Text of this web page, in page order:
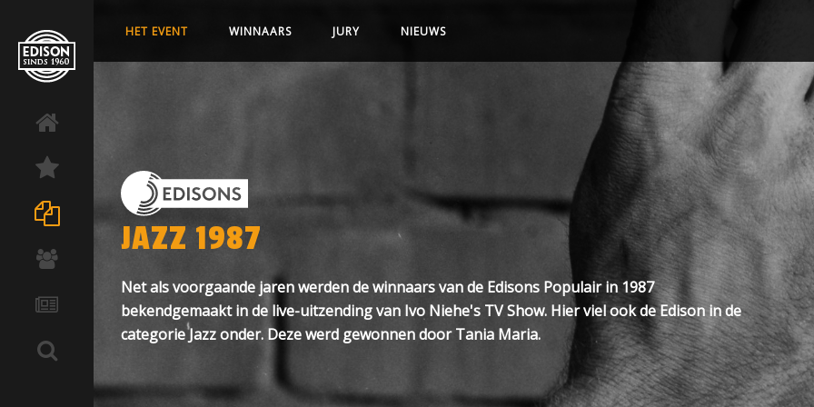
HET EVENT WINNAARS JURY NIEUWS
JAZZ 1987
Net als voorgaande jaren werden de winnaars van de Edisons Populair in 1987
bekendgemaakt in de live-uitzending van Ivo Niehe's TV Show. Hier viel ook de Edison in de
categorie Jazz onder. Deze werd gewonnen door Tania Maria.